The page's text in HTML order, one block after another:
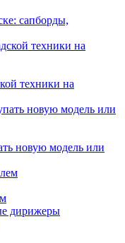
сапборды,
техники на
новую модель или